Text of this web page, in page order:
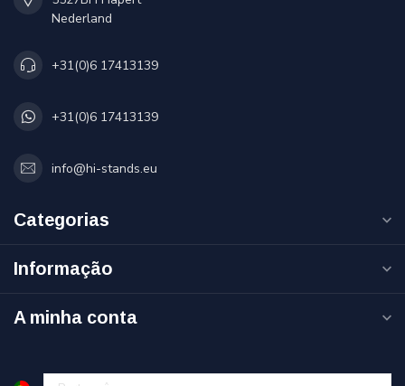
Nederland
+31(0)6 17413139
+31(0)6 17413139
info@hi-stands.eu
Categorias
Informação
A minha conta